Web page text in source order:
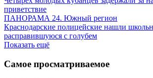
приветствие
ПАНОРАМА 24. Южный регион
Краснодарские полицейские нашли
расправившуюся с голубем
Показать ещё
Самое просматриваемое